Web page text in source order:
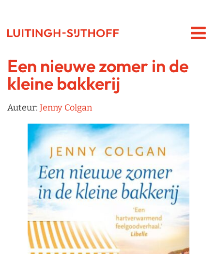
Een nieuwe zomer in de
kleine bakkerij
Auteur: Jenny Colgan